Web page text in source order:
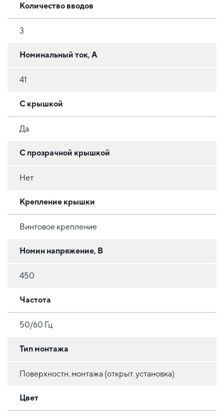
Количество вводов
3
Номинальный ток, А
41
С крышкой
Да
С прозрачной крышкой
Нет
Крепление крышки
Винтовое крепление
Номин напряжение, В
450
Частота
50/60 Гц
Тип монтажа
Поверхностн. монтажа (открыт. установка)
Цвет